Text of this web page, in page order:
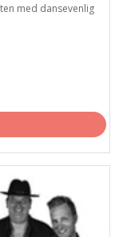
med dansevenlig